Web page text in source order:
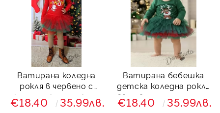
Ватирана коледна
рокля в червено с
коледна картинка и
тюл в червено и
€18.40 35.99лв.
Ватирана бебешка
детска коледна рокля
Звън в зелено с тюл и
еленче
€18.40 35.99лв.